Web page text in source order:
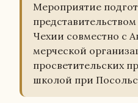
Ме­ро­при­я­тие
Чехии сов­мест­но с
мер­че­ской
про­све­ти­тель­ских
школой при